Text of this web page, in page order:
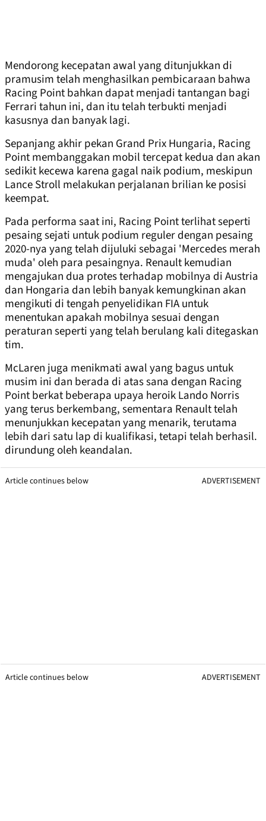
Mendorong kecepatan awal yang ditunjukkan di
pramusim telah menghasilkan pembicaraan bahwa
Racing Point bahkan dapat menjadi tantangan bagi
Ferrari tahun ini, dan itu telah terbukti menjadi
kasusnya dan banyak lagi.
Sepanjang akhir pekan Grand Prix Hungaria, Racing
Point membanggakan mobil tercepat kedua dan akan
sedikit kecewa karena gagal naik podium, meskipun
Lance Stroll melakukan perjalanan brilian ke posisi
keempat.
Pada performa saat ini, Racing Point terlihat seperti
pesaing sejati untuk podium reguler dengan pesaing
2020-nya yang telah dijuluki sebagai 'Mercedes merah
muda' oleh para pesaingnya. Renault kemudian
mengajukan dua protes terhadap mobilnya di Austria
dan Hongaria dan lebih banyak kemungkinan akan
mengikuti di tengah penyelidikan FIA untuk
menentukan apakah mobilnya sesuai dengan
peraturan seperti yang telah berulang kali ditegaskan
tim.
McLaren juga menikmati awal yang bagus untuk
musim ini dan berada di atas sana dengan Racing
Point berkat beberapa upaya heroik Lando Norris
yang terus berkembang, sementara Renault telah
menunjukkan kecepatan yang menarik, terutama
lebih dari satu lap di kualifikasi, tetapi telah berhasil.
dirundung oleh keandalan.
Article continues below ADVERTISEMENT
Article continues below ADVERTISEMENT